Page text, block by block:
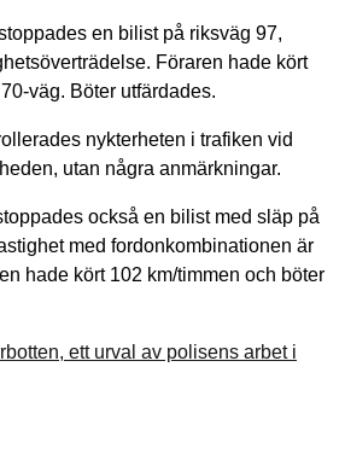
en bilist på riksväg 97,
Föraren hade kört
väg. Böter utfärdades.
nykterheten i trafiken vid
utan några anmärkningar.
också en bilist med släp på
med fordonkombinationen är
hade kört 102 km/timmen och böter
ett urval av polisens arbet i